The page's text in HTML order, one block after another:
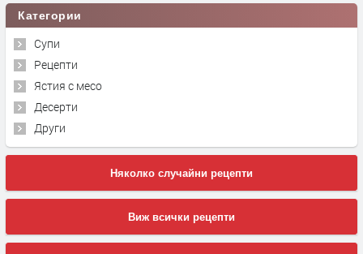
Категории
Супи
Рецепти
Ястия с месо
Десерти
Други
Няколко случайни рецепти
Виж всички рецепти